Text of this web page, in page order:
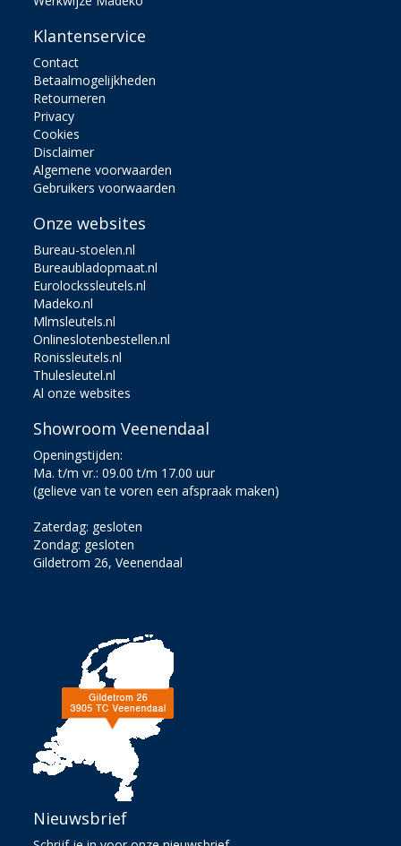
Klantenservice
Contact
Betaalmogelijkheden
Retourneren
Privacy
Cookies
Disclaimer
Algemene voorwaarden
Gebruikers voorwaarden
Onze websites
Bureau-stoelen.nl
Bureaubladopmaat.nl
Eurolockssleutels.nl
Madeko.nl
Mlmsleutels.nl
Onlineslotenbestellen.nl
Ronissleutels.nl
Thulesleutel.nl
Al onze websites
Showroom Veenendaal
Openingstijden:
Ma. t/m vr.: 09.00 t/m 17.00 uur
(gelieve van te voren een afspraak maken)
Zaterdag: gesloten
Zondag: gesloten
Gildetrom 26, Veenendaal
Nieuwsbrief